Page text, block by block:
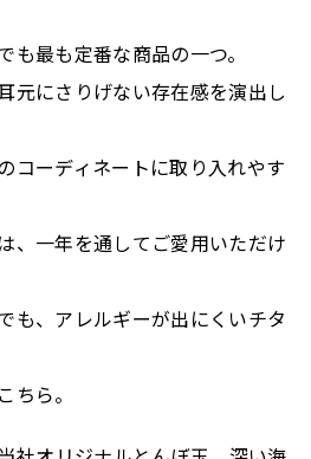
も最も定番な商品の一つ。
元にさりげない存在感を演出し
コーディネートに取り入れやす
、一年を通してご愛用いただけ
も、アレルギーが出にくいチタ
ちら。